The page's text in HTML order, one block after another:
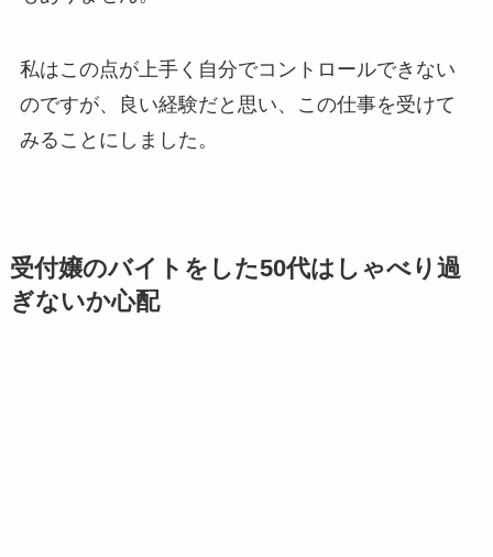
私はこの点が上手く自分でコントロールできない
のですが、良い経験だと思い、この仕事を受けて
みることにしました。
受付嬢のバイトをした50代はしゃべり過
ぎないか心配